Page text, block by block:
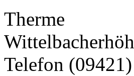
Therme
Telefon